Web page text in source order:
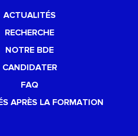
ACTUALITÉS
RECHERCHE
NOTRE BDE
CANDIDATER
FAQ
APRÈS LA FORMATION